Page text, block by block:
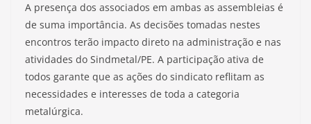
A presença dos associados em ambas as assembleias é
de suma importância. As decisões tomadas nestes
encontros terão impacto direto na administração e nas
atividades do Sindmetal/PE. A participação ativa de
todos garante que as ações do sindicato reflitam as
necessidades e interesses de toda a categoria
metalúrgica.